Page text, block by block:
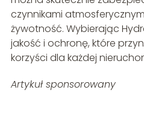
czynnikami
żywotność. Wybierając
jakość i ochronę, które
korzyści dla każdej
Artykuł sponsorowany